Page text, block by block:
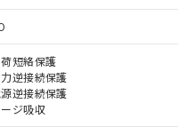
短絡保護
逆接続保護
逆接続保護
ジ吸収
指令（10物質）の
提供可能な商品で